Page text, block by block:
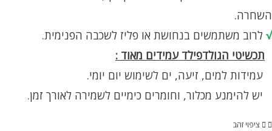
השחרה.
√ לרוב משתמשים בנחושת או פליז לשכבה הפנימית.
תכשיטי הגולדפילד עמידים מאוד :
עמידות למים, זיעה, ים לשימוש יום יומי.
יש להימנע מכלור, וחומרים כימיים לשמירה לאורך זמן.
ציפוי זהב